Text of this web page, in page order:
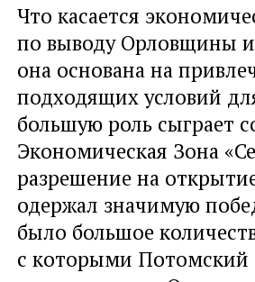
Что касается
по выводу Орловщины
она основана на
подходящих условий
большую роль сыграет
Экономическая Зона
разрешение на
одержал значимую
было большое
с которыми Потомский